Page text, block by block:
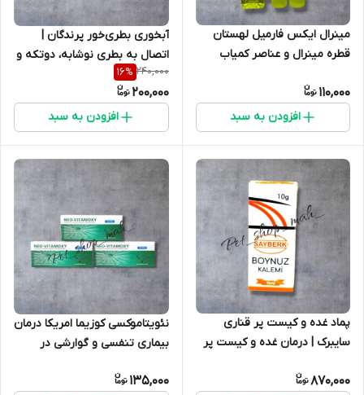
مینرال ایکس فارمیل لهستان
قطره مینرال و عناصر کمیاب
110,000
افزودن به سبد
آبخوری بطری‌خور پرندگان |
اتصال به بطری نوشابه، دو‌تکه و
تهیه شده از مواد درجه 1
240,000
16%
200,000
افزودن به سبد
پماد غده و کیست پر قناری
سایبرک | درمان غده و کیست پر
870,000
نئویتاموکسی کوزیما امریکا درمان
بیماری تنفسی و گوارشی در
135,000